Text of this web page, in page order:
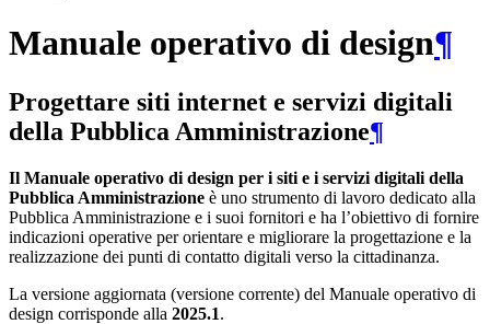
Manuale operativo di design¶
Progettare siti internet e servizi digitali
della Pubblica Amministrazione¶
Il Manuale operativo di design per i siti e i servizi digitali della
Pubblica Amministrazione è uno strumento di lavoro dedicato alla
Pubblica Amministrazione e i suoi fornitori e ha l’obiettivo di fornire
indicazioni operative per orientare e migliorare la progettazione e la
realizzazione dei punti di contatto digitali verso la cittadinanza.
La versione aggiornata (versione corrente) del Manuale operativo di
design corrisponde alla 2025.1.